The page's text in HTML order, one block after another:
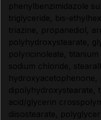
Données
phenylbenzimidazole
triglyceride, bis-
triazine, propanediol,
polyhydroxystearate,
polyricinoleate,
sodium chloride,
hydroxyacetophenone,
dipolyhydroxystearate,
acid/glycerin
diisostearate,